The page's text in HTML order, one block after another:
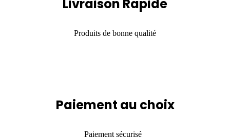
Livraison Rapide
Produits de bonne qualité
Paiement au choix
Paiement sécurisé